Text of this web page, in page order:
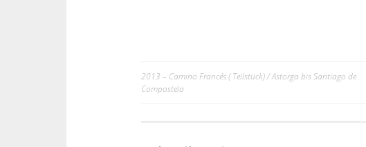
Beitrags-
2013 – Camino Francés ( Teilstück) / Astorga bis Santiago de
Compostela